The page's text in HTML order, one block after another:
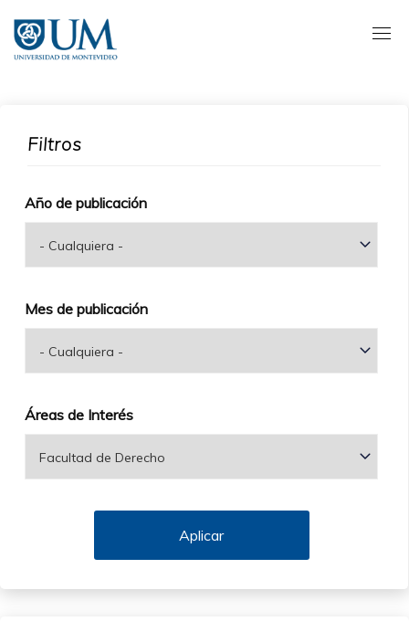
contenido
principal
Filtros
Áreas de Interés
Año de publicación
Mes de publicación